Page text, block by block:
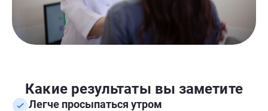
Какие результаты вы заметите
Легче просыпаться утром